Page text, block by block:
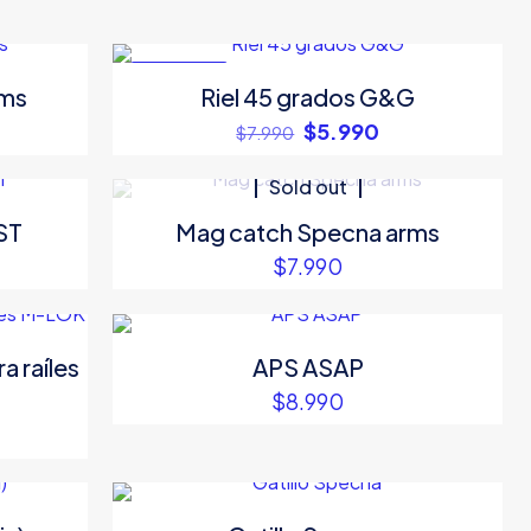
Riel 45 grados G&G
$7.990 El
original
$7.990.
$5.990
actual
$5.990.
Sold out
Mag catch Specna arms
$7.990
raíles
APS ASAP
$8.990